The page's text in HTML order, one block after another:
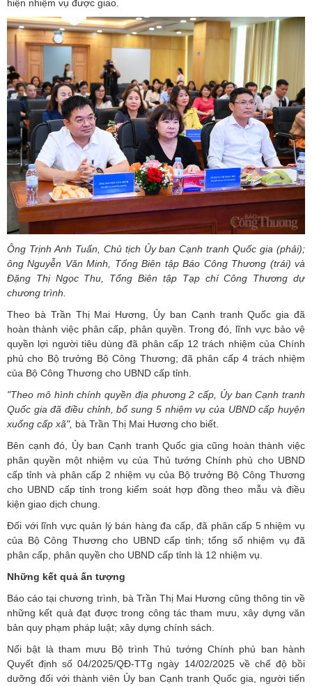
hiện nhiệm vụ được giao.
Ông Trịnh Anh Tuấn, Chủ tịch Ủy ban Cạnh tranh Quốc gia (phải);
ông Nguyễn Văn Minh, Tổng Biên tập Báo Công Thương (trái) và
Đặng Thị Ngọc Thu, Tổng Biên tập Tạp chí Công Thương dự
chương trình.
Theo bà Trần Thị Mai Hương, Ủy ban Cạnh tranh Quốc gia đã
hoàn thành việc phân cấp, phân quyền. Trong đó, lĩnh vực bảo vệ
quyền lợi người tiêu dùng đã phân cấp 12 trách nhiệm của Chính
phủ cho Bộ trưởng Bộ Công Thương; đã phân cấp 4 trách nhiệm
của Bộ Công Thương cho UBND cấp tỉnh.
"Theo mô hình chính quyền địa phương 2 cấp, Ủy ban Cạnh tranh
Quốc gia đã điều chỉnh, bổ sung 5 nhiệm vụ của UBND cấp huyện
xuống cấp xã", bà Trần Thị Mai Hương cho biết.
Bên cạnh đó, Ủy ban Cạnh tranh Quốc gia cũng hoàn thành việc
phân quyền một nhiệm vụ của Thủ tướng Chính phủ cho UBND
cấp tỉnh và phân cấp 2 nhiệm vụ của Bộ trưởng Bộ Công Thương
cho UBND cấp tỉnh trong kiểm soát hợp đồng theo mẫu và điều
kiện giao dịch chung.
Đối với lĩnh vực quản lý bán hàng đa cấp, đã phân cấp 5 nhiệm vụ
của Bộ Công Thương cho UBND cấp tỉnh; tổng số nhiệm vụ đã
phân cấp, phân quyền cho UBND cấp tỉnh là 12 nhiệm vụ.
Những kết quả ấn tượng
Báo cáo tại chương trình, bà Trần Thị Mai Hương cũng thông tin về
những kết quả đạt được trong công tác tham mưu, xây dựng văn
bản quy phạm pháp luật; xây dựng chính sách.
Nổi bật là tham mưu Bộ trình Thủ tướng Chính phủ ban hành
Quyết định số 04/2025/QĐ-TTg ngày 14/02/2025 về chế độ bồi
dưỡng đối với thành viên Ủy ban Cạnh tranh Quốc gia, người tiến